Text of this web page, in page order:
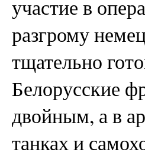
участие в
разгрому
тщательно
Белорусские
двойным, а в
танках и